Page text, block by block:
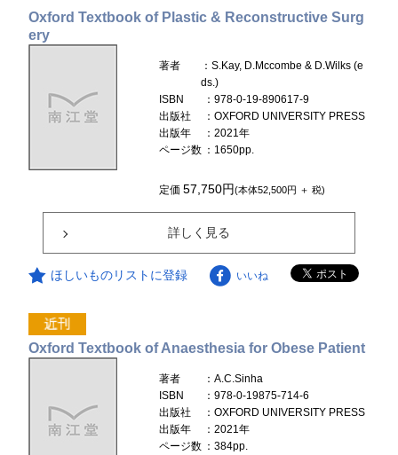
Oxford Textbook of Plastic & Reconstructive Surg
ery
著者
：S.Kay, D.Mccombe & D.Wilks (e
ds.)
ISBN
：978-0-19-890617-9
出版社
：OXFORD UNIVERSITY PRESS
出版年
：2021年
ページ数 ：1650pp.
定価57,750円(本体52,500円 ＋ 税)
詳しく見る
ほしいものリストに登録 いいね
Oxford Textbook of Anaesthesia for Obese Patient
著者
：A.C.Sinha
ISBN
：978-0-19875-714-6
出版社
：OXFORD UNIVERSITY PRESS
出版年
：2021年
ページ数 ：384pp.